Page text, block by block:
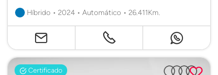
Híbrido • 2024 • Automático • 26.411Km.
Certificado